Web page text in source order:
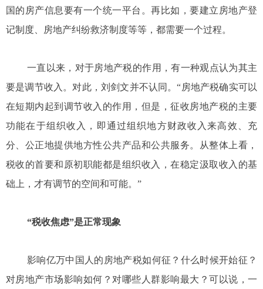
国的房产信息要有一个统一平台。再比如，要建立房地产登
记制度、房地产纠纷救济制度等等，都需要一个过程。
一直以来，对于房地产税的作用，有一种观点认为其主
要是调节收入。对此，刘剑文并不认同。“房地产税确实可以
在短期内起到调节收入的作用，但是，征收房地产税的主要
功能在于组织收入，即通过组织地方财政收入来高效、充
分、公正地提供地方性公共产品和公共服务。从整体上看，
税收的首要和原初职能都是组织收入，在稳定汲取收入的基
础上，才有调节的空间和可能。”
“税收焦虑”是正常现象
影响亿万中国人的房地产税如何征？什么时候开始征？
对房地产市场影响如何？对哪些人群影响最大？可以说，一